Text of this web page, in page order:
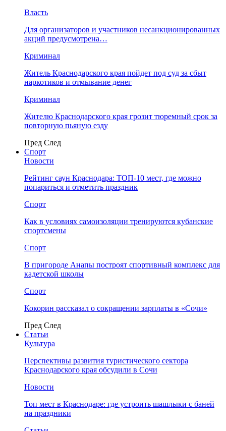
Власть
Для организаторов и участников несанкционированных
акций предусмотрена…
Криминал
Житель Краснодарского края пойдет под суд за сбыт
наркотиков и отмывание денег
Криминал
Жителю Краснодарского края грозит тюремный срок за
повторную пьяную езду
Пред След
Спорт
Новости
Рейтинг саун Краснодара: ТОП-10 мест, где можно
попариться и отметить праздник
Спорт
Как в условиях самоизоляции тренируются кубанские
спортсмены
Спорт
В пригороде Анапы построят спортивный комплекс для
кадетской школы
Спорт
Кокорин рассказал о сокращении зарплаты в «Сочи»
Пред След
Статьи
Культура
Перспективы развития туристического сектора
Краснодарского края обсудили в Сочи
Новости
Топ мест в Краснодаре: где устроить шашлыки с баней
на праздники